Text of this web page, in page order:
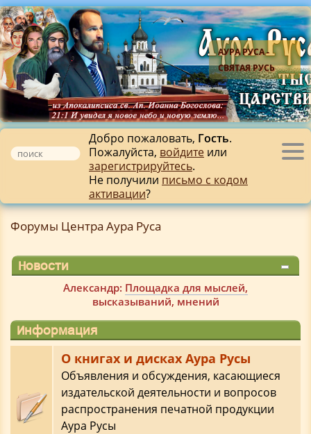
АУРА РУСА -
СВЯТАЯ РУСЬ
Добро пожаловать, Гость.
Пожалуйста, войдите или
зарегистрируйтесь.
Не получили письмо с кодом
активации?
Форумы Центра Аура Руса
Новости
Александр: Площадка для мыслей,
высказываний, мнений
Информация
О книгах и дисках Аура Русы
Объявления и обсуждения, касающиеся
издательской деятельности и вопросов
распространения печатной продукции
Аура Русы